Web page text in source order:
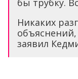
бы трубку.
Никаких
заявил